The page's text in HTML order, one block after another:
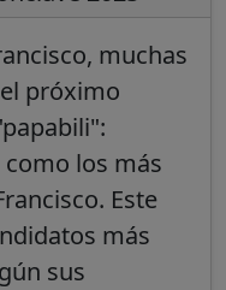
muchas
próximo
los más
Este
más
sus